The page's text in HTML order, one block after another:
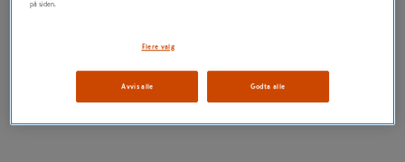
på siden.
Flere valg
Avvis alle Godta alle